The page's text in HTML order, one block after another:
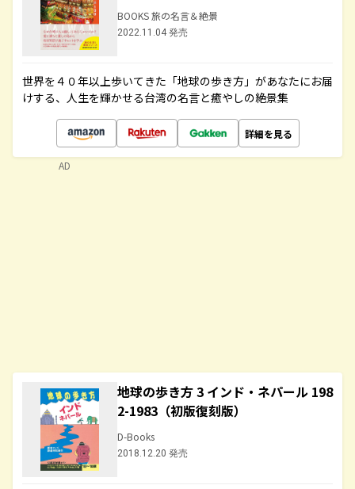
BOOKS 旅の名言＆絶景
2022.11.04 発売
世界を４０年以上歩いてきた「地球の歩き方」があなたにお届
けする、人生を輝かせる台湾の名言と癒やしの絶景集
詳細を見る
地球の歩き方 3 インド・ネパール 198
2-1983（初版復刻版）
D-Books
2018.12.20 発売
AD